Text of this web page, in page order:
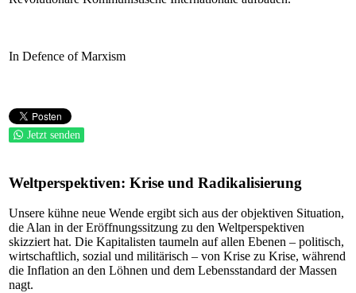
In Defence of Marxism
Jetzt senden
Weltperspektiven: Krise und Radikalisierung
Unsere kühne neue Wende ergibt sich aus der objektiven Situation,
die Alan in der Eröffnungssitzung zu den Weltperspektiven
skizziert hat. Die Kapitalisten taumeln auf allen Ebenen – politisch,
wirtschaftlich, sozial und militärisch – von Krise zu Krise, während
die Inflation an den Löhnen und dem Lebensstandard der Massen
nagt.